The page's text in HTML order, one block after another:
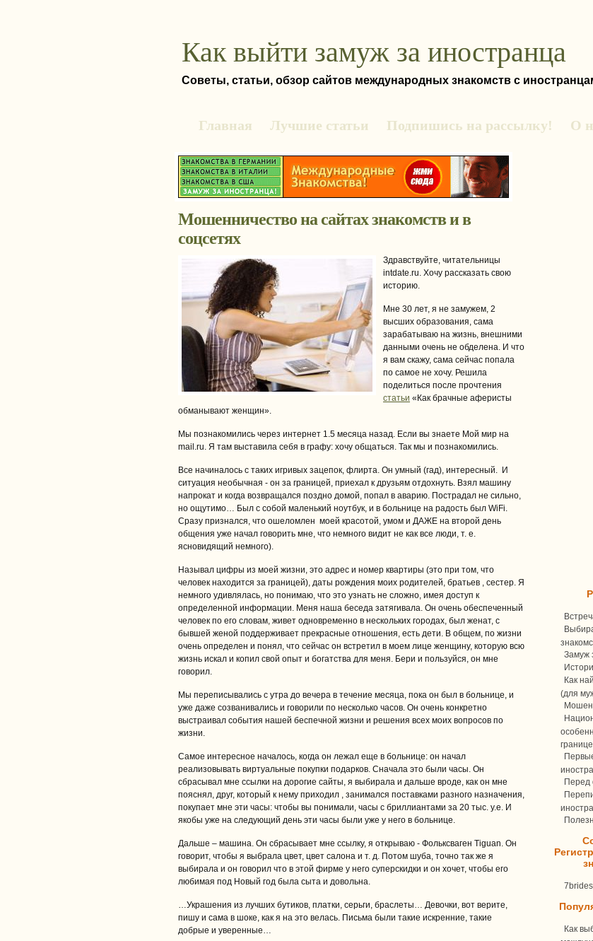
Как выйти замуж за иностранца
Советы, статьи, обзор сайтов международных знакомств с
Главная Лучшие статьи Подпишись на рассылку! О
Мошенничество на сайтах знакомств и в
соцсетях
Здравствуйте, читательницы
intdate.ru. Хочу рассказать свою
историю.
Мне 30 лет, я не замужем, 2
высших образования, сама
зарабатываю на жизнь, внешними
данными очень не обделена. И что
я вам скажу, сама сейчас попала
по самое не хочу. Решила
поделиться после прочтения
статьи «Как брачные аферисты
обманывают женщин».
Мы познакомились через интернет 1.5 месяца назад. Если вы знаете Мой мир на
mail.ru. Я там выставила себя в графу: хочу общаться. Так мы и познакомились.
Все начиналось с таких игривых зацепок, флирта. Он умный (гад), интересный. И
ситуация необычная ‑ он за границей, приехал к друзьям отдохнуть. Взял машину
напрокат и когда возвращался поздно домой, попал в аварию. Пострадал не сильно,
но ощутимо… Был с собой маленький ноутбук, и в больнице на радость был WiFi.
Сразу признался, что ошеломлен моей красотой, умом и ДАЖЕ на второй день
общения уже начал говорить мне, что немного видит не как все люди, т. е.
ясновидящий немного).
Называл цифры из моей жизни, это адрес и номер квартиры (это при том, что
человек находится за границей), даты рождения моих родителей, братьев , сестер. Я
немного удивлялась, но понимаю, что это узнать не сложно, имея доступ к
определенной информации. Меня наша беседа затягивала. Он очень обеспеченный
человек по его словам, живет одновременно в нескольких городах, был женат, с
бывшей женой поддерживает прекрасные отношения, есть дети. В общем, по жизни
очень определен и понял, что сейчас он встретил в моем лице женщину, которую всю
жизнь искал и копил свой опыт и богатства для меня. Бери и пользуйся, он мне
говорил.
Мы переписывались с утра до вечера в течение месяца, пока он был в больнице, и
уже даже созванивались и говорили по несколько часов. Он очень конкретно
выстраивал события нашей беспечной жизни и решения всех моих вопросов по
жизни.
Самое интересное началось, когда он лежал еще в больнице: он начал
реализовывать виртуальные покупки подарков. Сначала это были часы. Он
сбрасывал мне ссылки на дорогие сайты, я выбирала и дальше вроде, как он мне
пояснял, друг, который к нему приходил , занимался поставками разного назначения,
покупает мне эти часы: чтобы вы понимали, часы с бриллиантами за 20 тыс. у.е. И
якобы уже на следующий день эти часы были уже у него в больнице.
Дальше – машина. Он сбрасывает мне ссылку, я открываю ‑ Фольксваген Tiguan. Он
говорит, чтобы я выбрала цвет, цвет салона и т. д. Потом шуба, точно так же я
выбирала и он говорил что в этой фирме у него суперскидки и он хочет, чтобы его
любимая под Новый год была сыта и довольна.
…Украшения из лучших бутиков, платки, серьги, браслеты… Девочки, вот верите,
пишу и сама в шоке, как я на это велась. Письма были такие искренние, такие
добрые и уверенные…
Замуж
Как
(для
Перед
Как